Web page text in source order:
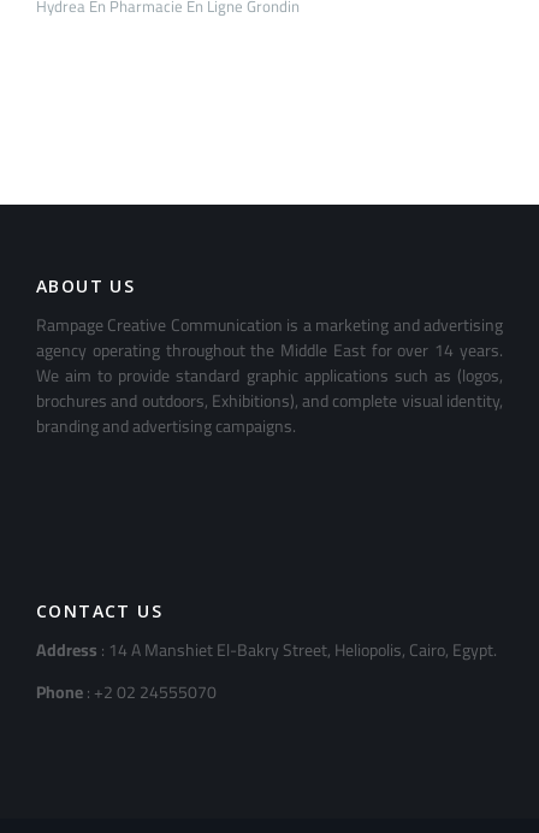
Hydrea En Pharmacie En Ligne Grondin
ABOUT US
Rampage Creative Communication is a marketing and advertising
agency operating throughout the Middle East for over 14 years.
We aim to provide standard graphic applications such as (logos,
brochures and outdoors, Exhibitions), and complete visual identity,
branding and advertising campaigns.
CONTACT US
Address: 14 A Manshiet El-Bakry Street, Heliopolis, Cairo, Egypt.
Phone: +2 02 24555070